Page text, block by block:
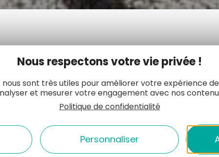
les brocantes et vide-greniers des
Nous respectons votre vie privée !
nous sont très utiles pour améliorer votre expérience
et mesurer votre engagement avec nos
Politique de confidentialité
Personnaliser